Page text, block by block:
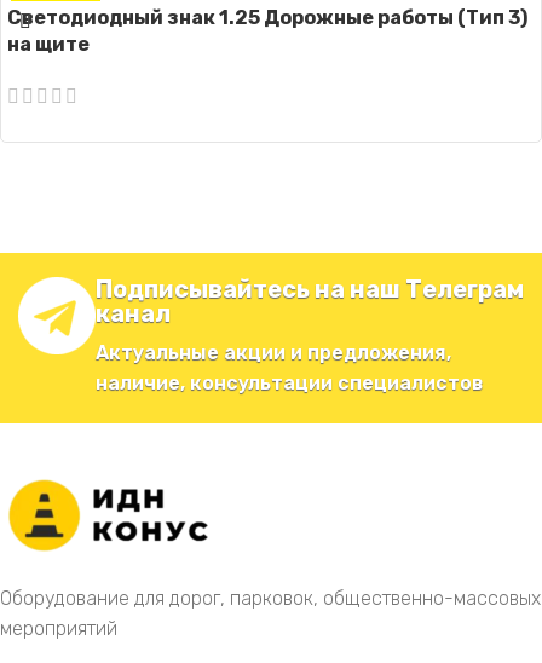
Светодиодный знак 1.25 Дорожные работы (Тип 3)
на щите
Подписывайтесь на наш Телеграм
канал
Актуальные акции и предложения,
наличие, консультации специалистов
Оборудование для дорог, парковок, общественно-массовых
мероприятий